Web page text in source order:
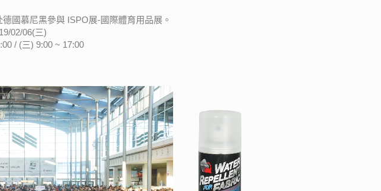
國慕尼黑參與 ISPO展-國際體育用品展。
02/06(三)
/ (三) 9:00 ~ 17:00